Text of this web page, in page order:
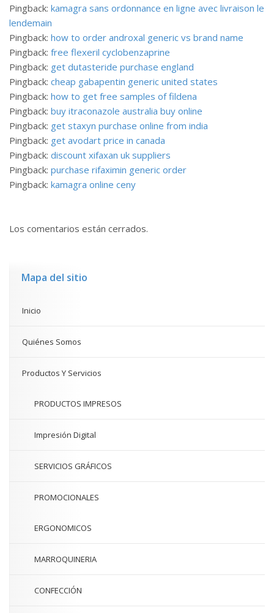
Pingback: kamagra sans ordonnance en ligne avec livraison le
lendemain
Pingback: how to order androxal generic vs brand name
Pingback: free flexeril cyclobenzaprine
Pingback: get dutasteride purchase england
Pingback: cheap gabapentin generic united states
Pingback: how to get free samples of fildena
Pingback: buy itraconazole australia buy online
Pingback: get staxyn purchase online from india
Pingback: get avodart price in canada
Pingback: discount xifaxan uk suppliers
Pingback: purchase rifaximin generic order
Pingback: kamagra online ceny
Los comentarios están cerrados.
Mapa del sitio
Inicio
Quiénes Somos
Productos Y Servicios
PRODUCTOS IMPRESOS
Impresión Digital
SERVICIOS GRÁFICOS
PROMOCIONALES
ERGONOMICOS
MARROQUINERIA
CONFECCIÓN